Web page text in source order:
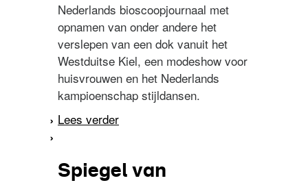
Nederlands bioscoopjournaal met
opnamen van onder andere het
verslepen van een dok vanuit het
Westduitse Kiel, een modeshow voor
huisvrouwen en het Nederlands
kampioenschap stijldansen.
Lees verder
Spiegel van